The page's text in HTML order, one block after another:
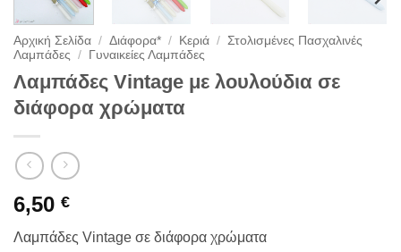
Αρχική Σελίδα / Διάφορα* / Κεριά / Στολισμένες Πασχαλινές
Λαμπάδες
/ Γυναικείες Λαμπάδες
Λαμπάδες Vintage με λουλούδια σε
διάφορα χρώματα
6,50 €
Λαμπάδες Vintage σε διάφορα χρώματα